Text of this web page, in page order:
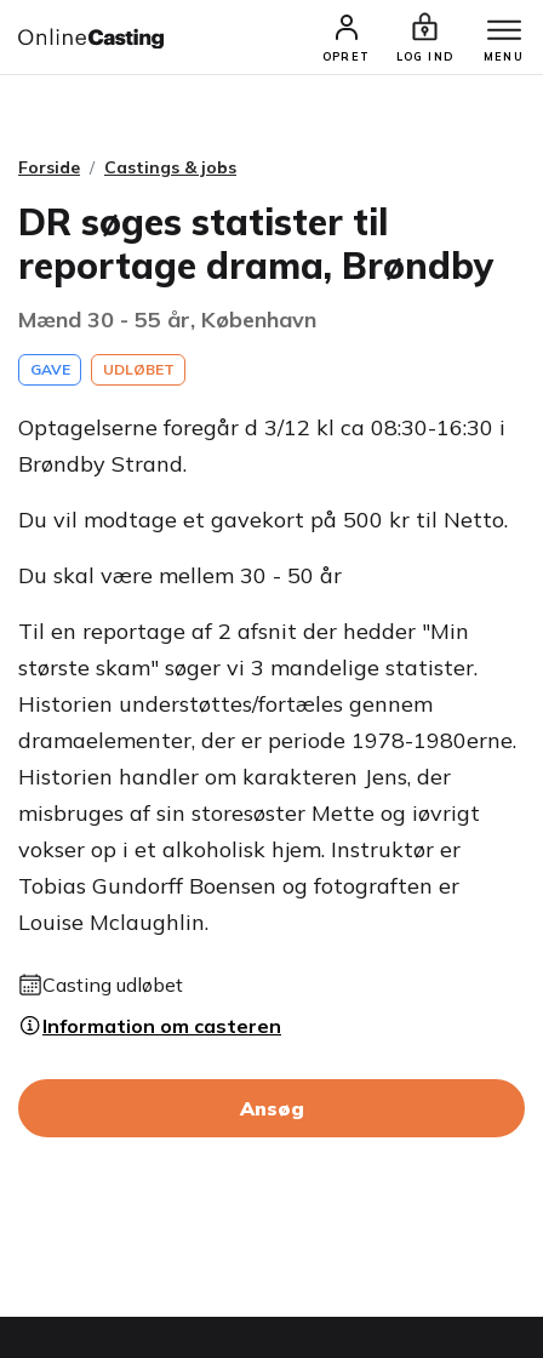
OPRET LOG IND MENU
CASTINGS & JOBS SØG PROFIL
Forside Castings & jobs
DR søges statister til
reportage drama, Brøndby
Mænd 30 - 55 år, København
GAVE UDLØBET
Optagelserne foregår d 3/12 kl ca 08:30-16:30 i
Brøndby Strand.
Du vil modtage et gavekort på 500 kr til Netto.
Du skal være mellem 30 - 50 år
Til en reportage af 2 afsnit der hedder "Min
største skam" søger vi 3 mandelige statister.
Historien understøttes/fortæles gennem
dramaelementer, der er periode 1978-1980erne.
Historien handler om karakteren Jens, der
misbruges af sin storesøster Mette og iøvrigt
vokser op i et alkoholisk hjem. Instruktør er
Tobias Gundorff Boensen og fotograften er
Louise Mclaughlin.
Casting udløbet
Information om casteren
Ansøg